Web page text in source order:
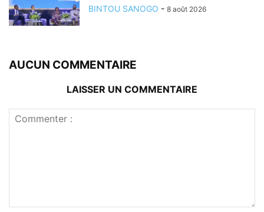
BINTOU SANOGO - 8 août 2026
AUCUN COMMENTAIRE
LAISSER UN COMMENTAIRE